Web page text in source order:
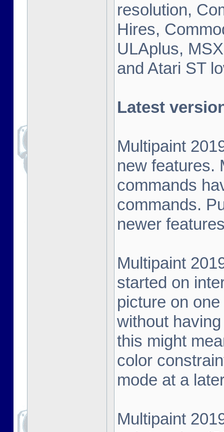
resolution,
Hires,
ULAplus,
and Atari ST
Latest
Multipaint
new features.
commands
commands.
newer
Multipaint
started on
picture on
without
this might
color
mode at a
Multipaint